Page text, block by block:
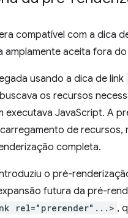
compatível com a dica
amplamente aceita fora
usando a dica de link
os recursos
executava JavaScript. A
de
completa.
o pré-
futura da pré-
rel="prerender"...> ,